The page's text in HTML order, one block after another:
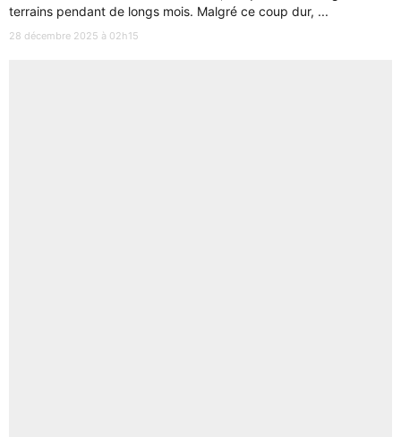
terrains pendant de longs mois. Malgré ce coup dur, ...
28 décembre 2025 à 02h15